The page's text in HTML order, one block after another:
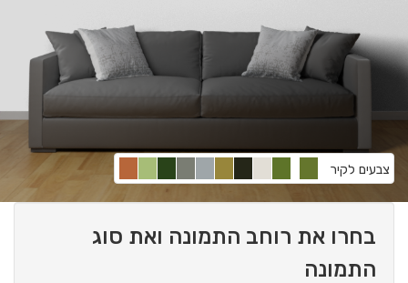
צבעים לקיר
בחרו את רוחב התמונה ואת סוג
התמונה